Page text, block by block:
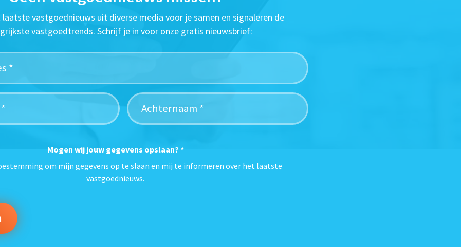
vastgoednieuws uit diverse media voor je samen en signaleren de
vastgoedtrends. Schrijf je in voor onze gratis nieuwsbrief:
Mogen wij jouw gegevens opslaan? *
om mijn gegevens op te slaan en mij te informeren over het laatste
vastgoednieuws.